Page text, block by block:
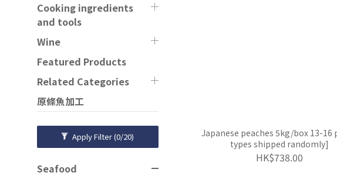
Cooking ingredients
and tools
Wine
Featured Products
Related Categories
原條魚加工
Apply Filter(0/20)
Seafood
Japanese peaches 5kg/box 13-16
types shipped randomly]
HK$738.00